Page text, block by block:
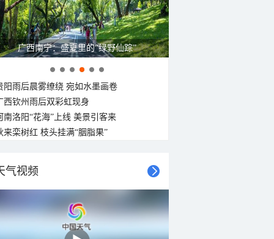
广西南宁：盛夏里的“绿野仙踪”
阳雨后晨雾缭绕 宛如水墨画卷
西钦州雨后双彩虹现身
南洛阳“花海”上线 美景引客来
来栾树红 枝头挂满“胭脂果”
气视频